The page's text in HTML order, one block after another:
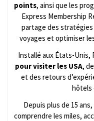
points, ainsi que les
Express Membership
partage des
voyages et optimiser
Installé aux États-Unis,
pour visiter les USA,
et des retours
hôtels
Depuis plus de 15
comprendre les miles,